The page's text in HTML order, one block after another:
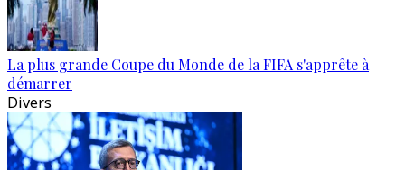
La plus grande Coupe du Monde de la FIFA s'apprête à
démarrer
Divers